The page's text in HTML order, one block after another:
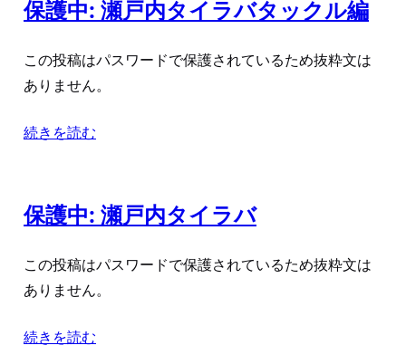
保護中: 瀬戸内タイラバタックル編
この投稿はパスワードで保護されているため抜粋文は
ありません。
続きを読む
保護中: 瀬戸内タイラバ
この投稿はパスワードで保護されているため抜粋文は
ありません。
続きを読む